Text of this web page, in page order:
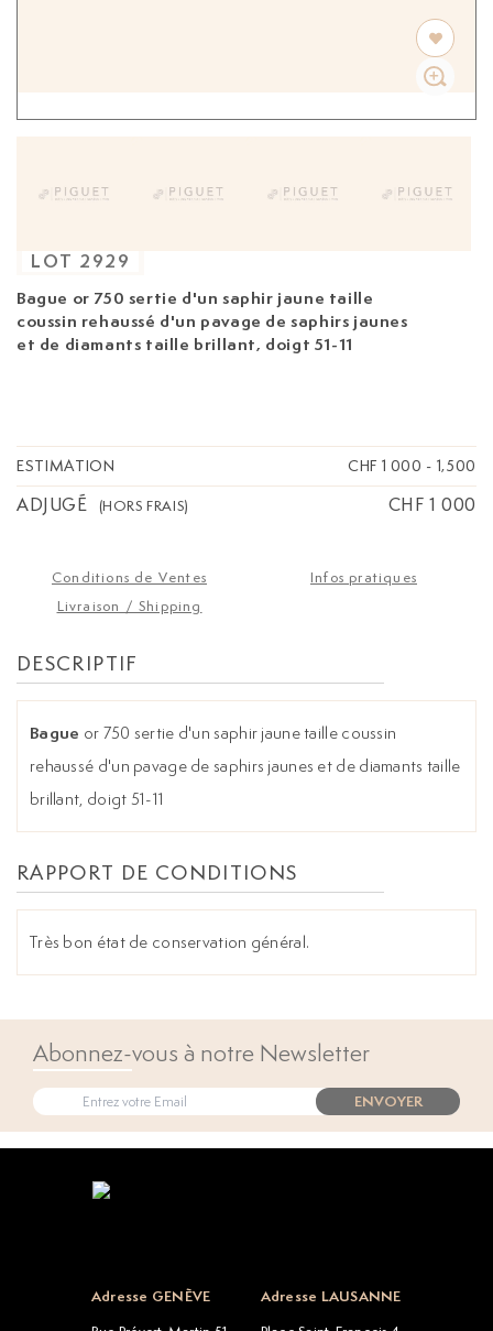
Bague or 750 sertie d'un saphir jaune taille
coussin rehaussé d'un pavage de saphirs jaunes
et de diamants taille brillant, doigt 51-11
LOT 2929
ESTIMATION CHF 1 000 - 1,500
ADJUGÉ (HORS FRAIS) CHF 1 000
Conditions de Ventes
Infos pratiques
Livraison / Shipping
DESCRIPTIF
Bague or 750 sertie d'un saphir jaune taille coussin
rehaussé d'un pavage de saphirs jaunes et de diamants taille
brillant, doigt 51-11
RAPPORT DE CONDITIONS
Très bon état de conservation général.
Abonnez-vous à notre Newsletter
ENVOYER
Adresse GENÈVE
Adresse LAUSANNE